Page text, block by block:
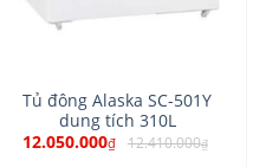
Tủ đông Alaska SC-501Y
dung tích 310L
12.050.000₫ 12.410.000₫